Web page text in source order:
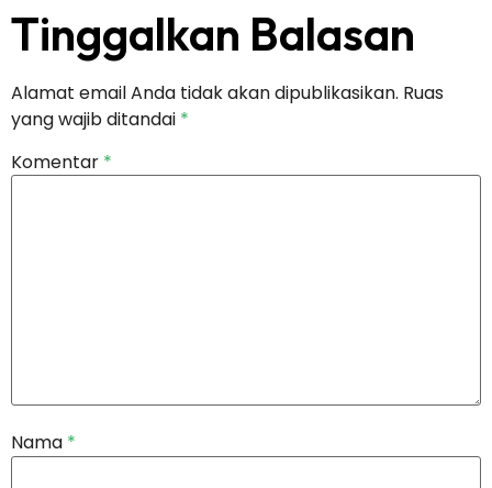
Tinggalkan Balasan
Alamat email Anda tidak akan dipublikasikan. Ruas
yang wajib ditandai *
Komentar *
Nama *